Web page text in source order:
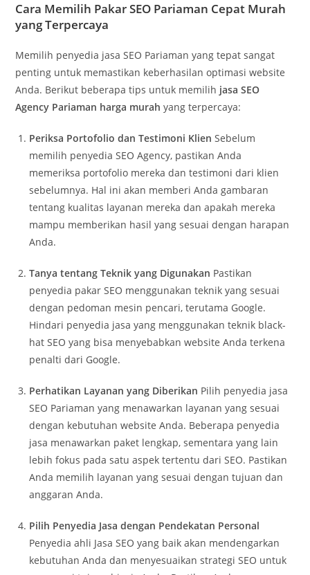
Cara Memilih Pakar SEO Pariaman Cepat Murah
yang Terpercaya
Memilih penyedia jasa SEO Pariaman yang tepat sangat
penting untuk memastikan keberhasilan optimasi website
Anda. Berikut beberapa tips untuk memilih jasa SEO
Agency Pariaman harga murah yang terpercaya:
Periksa Portofolio dan Testimoni Klien Sebelum
memilih penyedia SEO Agency, pastikan Anda
memeriksa portofolio mereka dan testimoni dari klien
sebelumnya. Hal ini akan memberi Anda gambaran
tentang kualitas layanan mereka dan apakah mereka
mampu memberikan hasil yang sesuai dengan harapan
Anda.
Tanya tentang Teknik yang Digunakan Pastikan
penyedia pakar SEO menggunakan teknik yang sesuai
dengan pedoman mesin pencari, terutama Google.
Hindari penyedia jasa yang menggunakan teknik black-
hat SEO yang bisa menyebabkan website Anda terkena
penalti dari Google.
Perhatikan Layanan yang Diberikan Pilih penyedia jasa
SEO Pariaman yang menawarkan layanan yang sesuai
dengan kebutuhan website Anda. Beberapa penyedia
jasa menawarkan paket lengkap, sementara yang lain
lebih fokus pada satu aspek tertentu dari SEO. Pastikan
Anda memilih layanan yang sesuai dengan tujuan dan
anggaran Anda.
Pilih Penyedia Jasa dengan Pendekatan Personal
Penyedia ahli Jasa SEO yang baik akan mendengarkan
kebutuhan Anda dan menyesuaikan strategi SEO untuk